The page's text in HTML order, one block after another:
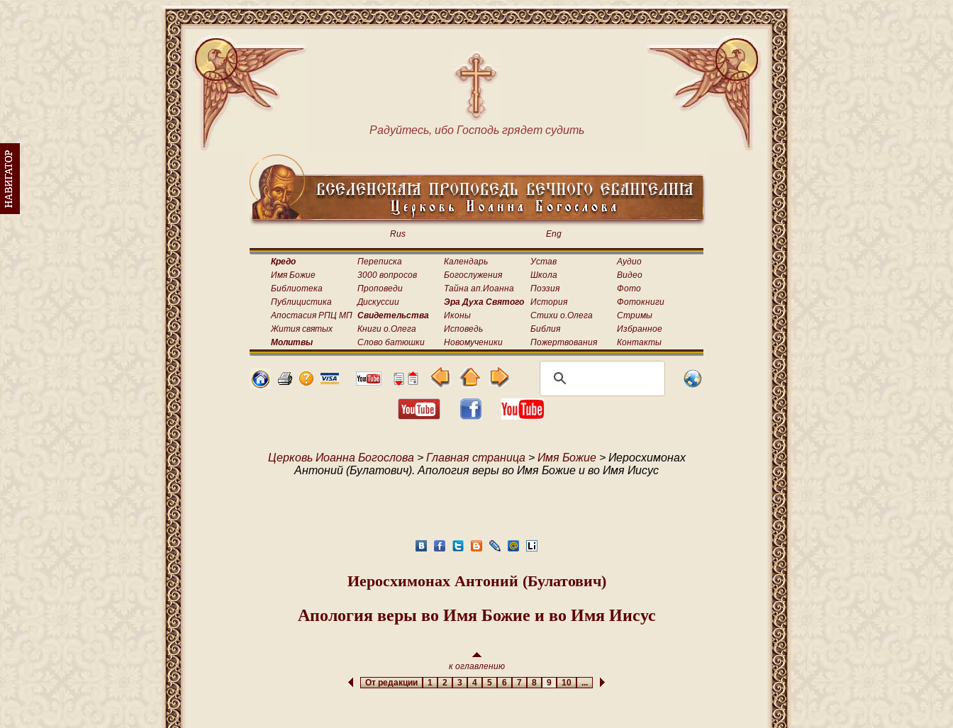
Радуйтесь, ибо Господь грядет судить
Rus Eng
Кредо Переписка Календарь Устав
Аудио
Имя Божие
3000 вопросов Богослужения Школа
Видео
Библиотека
Проповеди Тайна ап.Иоанна Поэзия
Фото
Публицистика
Дискуссии Эра Духа Святого История
Фотокниги
Апостасия РПЦ МП Свидетельства Иконы Стихи о.Олега
Стримы
Жития святых
Книги о.Олега Исповедь Библия
Избранное
Молитвы
Слово батюшки Новомученики Пожертвования Контакты
Церковь Иоанна Богослова > Главная страница > Имя Божие> Иеросхимонах
Антоний (Булатович). Апология веры во Имя Божие и во Имя Иисус
Иеросхимонах Антоний (Булатович)
Апология веры во Имя Божие и во Имя Иисус
к оглавлению
От редакции12345678 9 10...